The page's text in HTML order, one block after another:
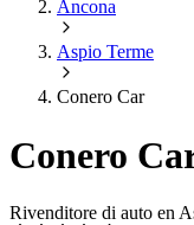
Ancona
Aspio Terme
Conero Car
Conero
Rivenditore di auto en